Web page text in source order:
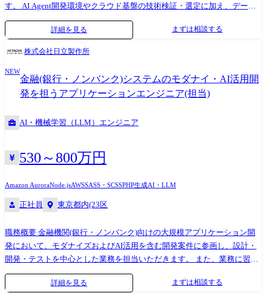
の適用 ●PMFに向けた高速な開発・改善 新規プロダクトや機能のプロト
タイピング 顧客利用を通じて得られたフィードバックを踏まえた改善 利
用状況や定性・定量データに基づく優先順位の判断 PdM・デザイナー・
ビジネスメンバーと連携した開発計画の策定 技術的な知見を踏まえたプ
基盤の構築 プロダクトの成長を見据えたアーキテクチャ設計 可用性・拡
張性・セキュリティ・パフォーマンスの改善 コードレビュー、テスト設
計、自動化による開発品質の向上 AIコーディングツールを活用した開発
プロセスの改善 複数のAIプロダクトで再利用できる知見・技術基盤の整
備 ※参画するプロダクトや具体的な業務範囲は、ご経験・志向、選考時
ロントエンド:React / Next.js / TypeScript インフラ:AWS / Terraform /
Fargate / ECR データベース:Aurora PostgreSQL テストツール:Datadog
Synthetics / Playwright コミュニケーション・設計・開発支援:Slack Gather
参画プロダクトによって、一部の技術構成が異なる場合があります。 ●
ト設計、評価設計 └AIエージェントを業務フローに組み込むための体験
設計・実装 └実務で使われる精度・信頼性・操作性を担保するための改
善 ●Webアプリケーションの設計・開発 └Go / React / Next.js / TypeScript
を用いた機能開発 └フロントエンド・バックエンドを横断したプロダク
ィ、パフォーマンス、可用性を考慮した設計・実装 ●少数精鋭チームで
のプロダクト開発推進 └PdM・デザイナー・エンジニアが一体となった
仮説検証 └顧客フィードバックをもとにした継続的な改善 └開発プロセ
技術的な意思決定・設計方針の策定 ●技術品質・プロダクト品質の向上
整備 └将来的なスケールを見据えたアーキテクチャ改善 開発環境 サーバ
ーサイド Go フロントエンド React / Next.js / TypeScript インフラ AWS /
team+ / Notion/ Miro / diaglams.net / Cursor ●業務内容の変更範囲 会社の定
す。 AI Agent開発環境やクラウド基盤の技術検証・選定に加え、データ
連携およびAI活用に向けたデータ整備(構造化、セマンティック定義等)を
一貫して担当いただきます。 次世代の社内業務基盤を実装・構築し、各
事業部門の業務改革を技術面から支えるポジションです。 職務詳細 ・各
Studio等)の技術検証・評価 ・クラウド基盤(Azure、GCP等)上でのAI
Agent実行環境・連携基盤の設計・構築 ・既存システム(ERP等)のデータ
をAIで活用するためのデータ連携およびデータ整備の設計・実装(構造
Agentプール/カタログ機能の設計・構築 ・AIガバナンス(ガイドライン・
製品など (CI)セクター(ビル、家電、水・環境など)全体が利用する、AIエ
ージェントを活用した次世代の社内基幹系・業務基盤(Agentic Enterprise
ミッション) コネクティブインダストリーズセクター(以下(CI)セクター)
なる組織」として新たに発足した、(CI)セクター直轄の新組織です。 本
組織のミッションは、(CI)セクター全体最適の「Agentic AI Enterprise
Architecture(AEA)」を策定し、AI Agentの現場実装を根底から支える強固
な「Agentic Enterprise基盤」を提供し、各事業体のAI活用を技術面から
直接支えるエコシステムの中核を担います。 全体像を示す「道標」、共
詳細を見る まずは相談する
株式会社日立製作所
NEW
金融(銀行・ノンバンク)システムのモダナイ・AI活用開
発を担うアプリケーションエンジニア(担当)
AI・機械学習（LLM）エンジニア
530～800万円
Amazon AuroraNode.jsAWSSASS・SCSSPHP生成AI・LLM
正社員 東京都内(23区
職務概要 金融機関(銀行・ノンバンク)向けの大規模アプリケーション開
発において、モダナイズおよびAI活用を含む開発案件に参画し、設計・
開発・テストを中心とした業務を担当いただきます。 また、業務に習熟
した後は、サブリーダとしてチーム運営や開発推進にも関与いただきま
詳細を見る まずは相談する